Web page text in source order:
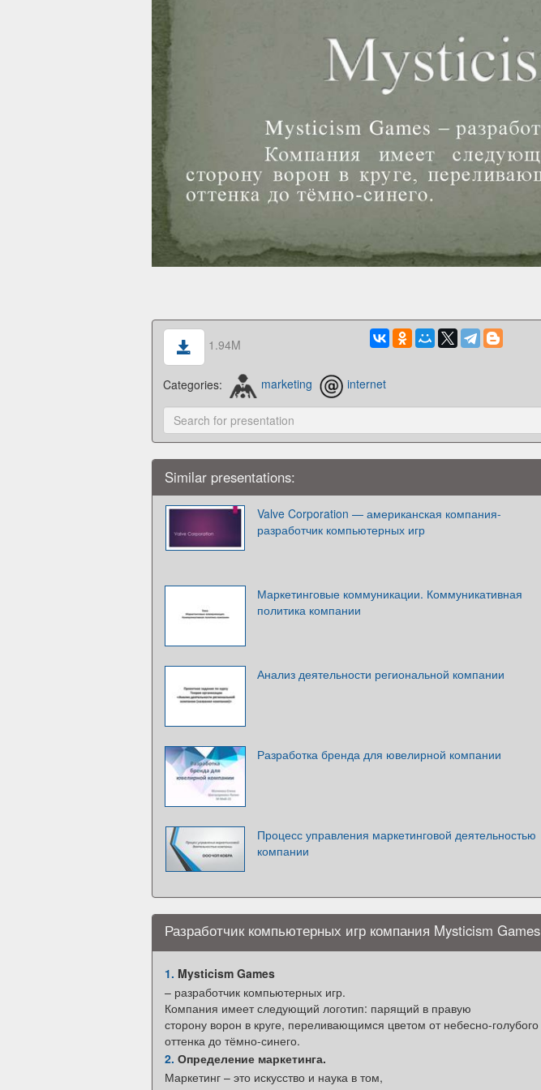
1.94M
Categories: marketing internet
Similar presentations:
Valve Corporation — американская компания-
разработчик компьютерных игр
Маркетинговые коммуникации. Коммуникативная
политика компании
Анализ деятельности региональной компании
Разработка бренда для ювелирной компании
Процесс управления маркетинговой деятельностью
компании
Разработчик компьютерных игр компания Mysticism Games
1. Mysticism Games
– разработчик компьютерных игр.
Компания имеет следующий логотип: парящий в правую
сторону ворон в круге, переливающимся цветом от небесно-голубого
оттенка до тёмно-синего.
2. Определение маркетинга.
Маркетинг – это искусство и наука в том,